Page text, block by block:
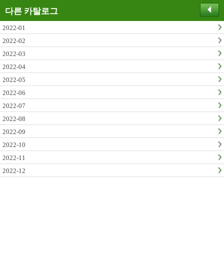
다른 카탈로그
2022-01
2022-02
2022-03
2022-04
2022-05
2022-06
2022-07
2022-08
2022-09
2022-10
2022-11
2022-12